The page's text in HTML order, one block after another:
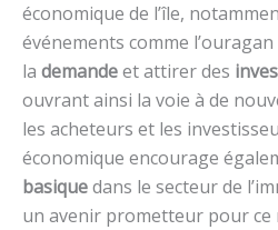
économique de l’île,
événements comme
la demandeet attirer des
ouvrant ainsi la voie à de
les acheteurs et les
économique encourage
basiquedans le secteur de
un avenir prometteur pour ce